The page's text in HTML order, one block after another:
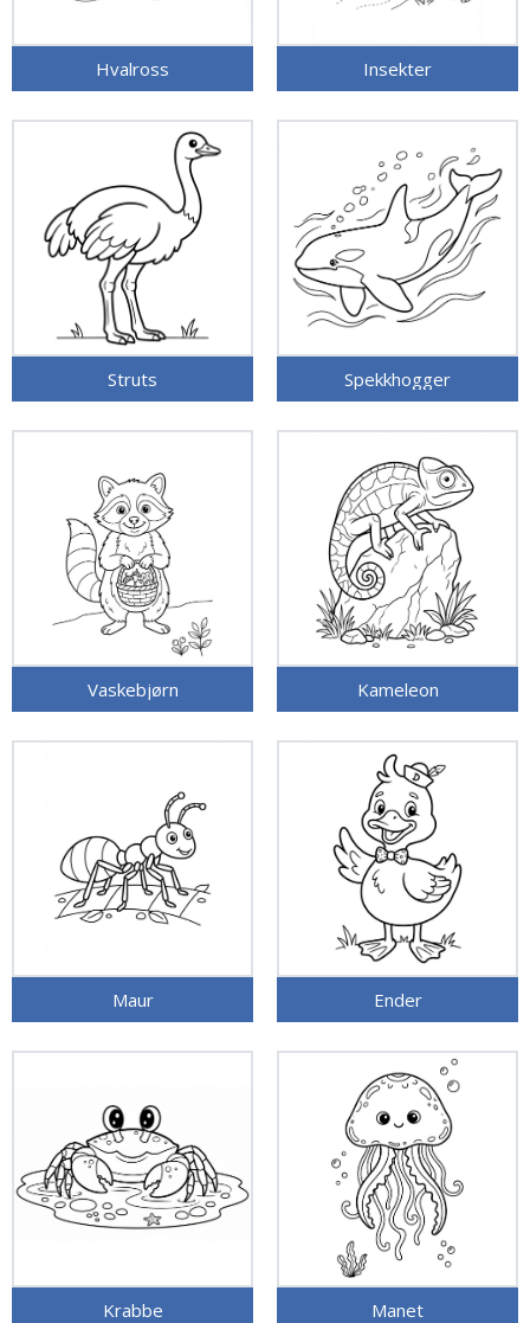
Hvalross Insekter
Struts Spekkhogger
Vaskebjørn Kameleon
Maur Ender
Krabbe Manet